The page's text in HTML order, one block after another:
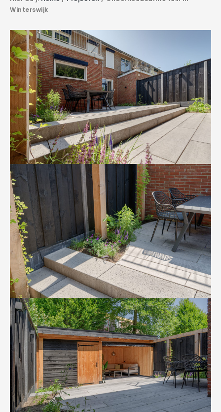
Winterswijk